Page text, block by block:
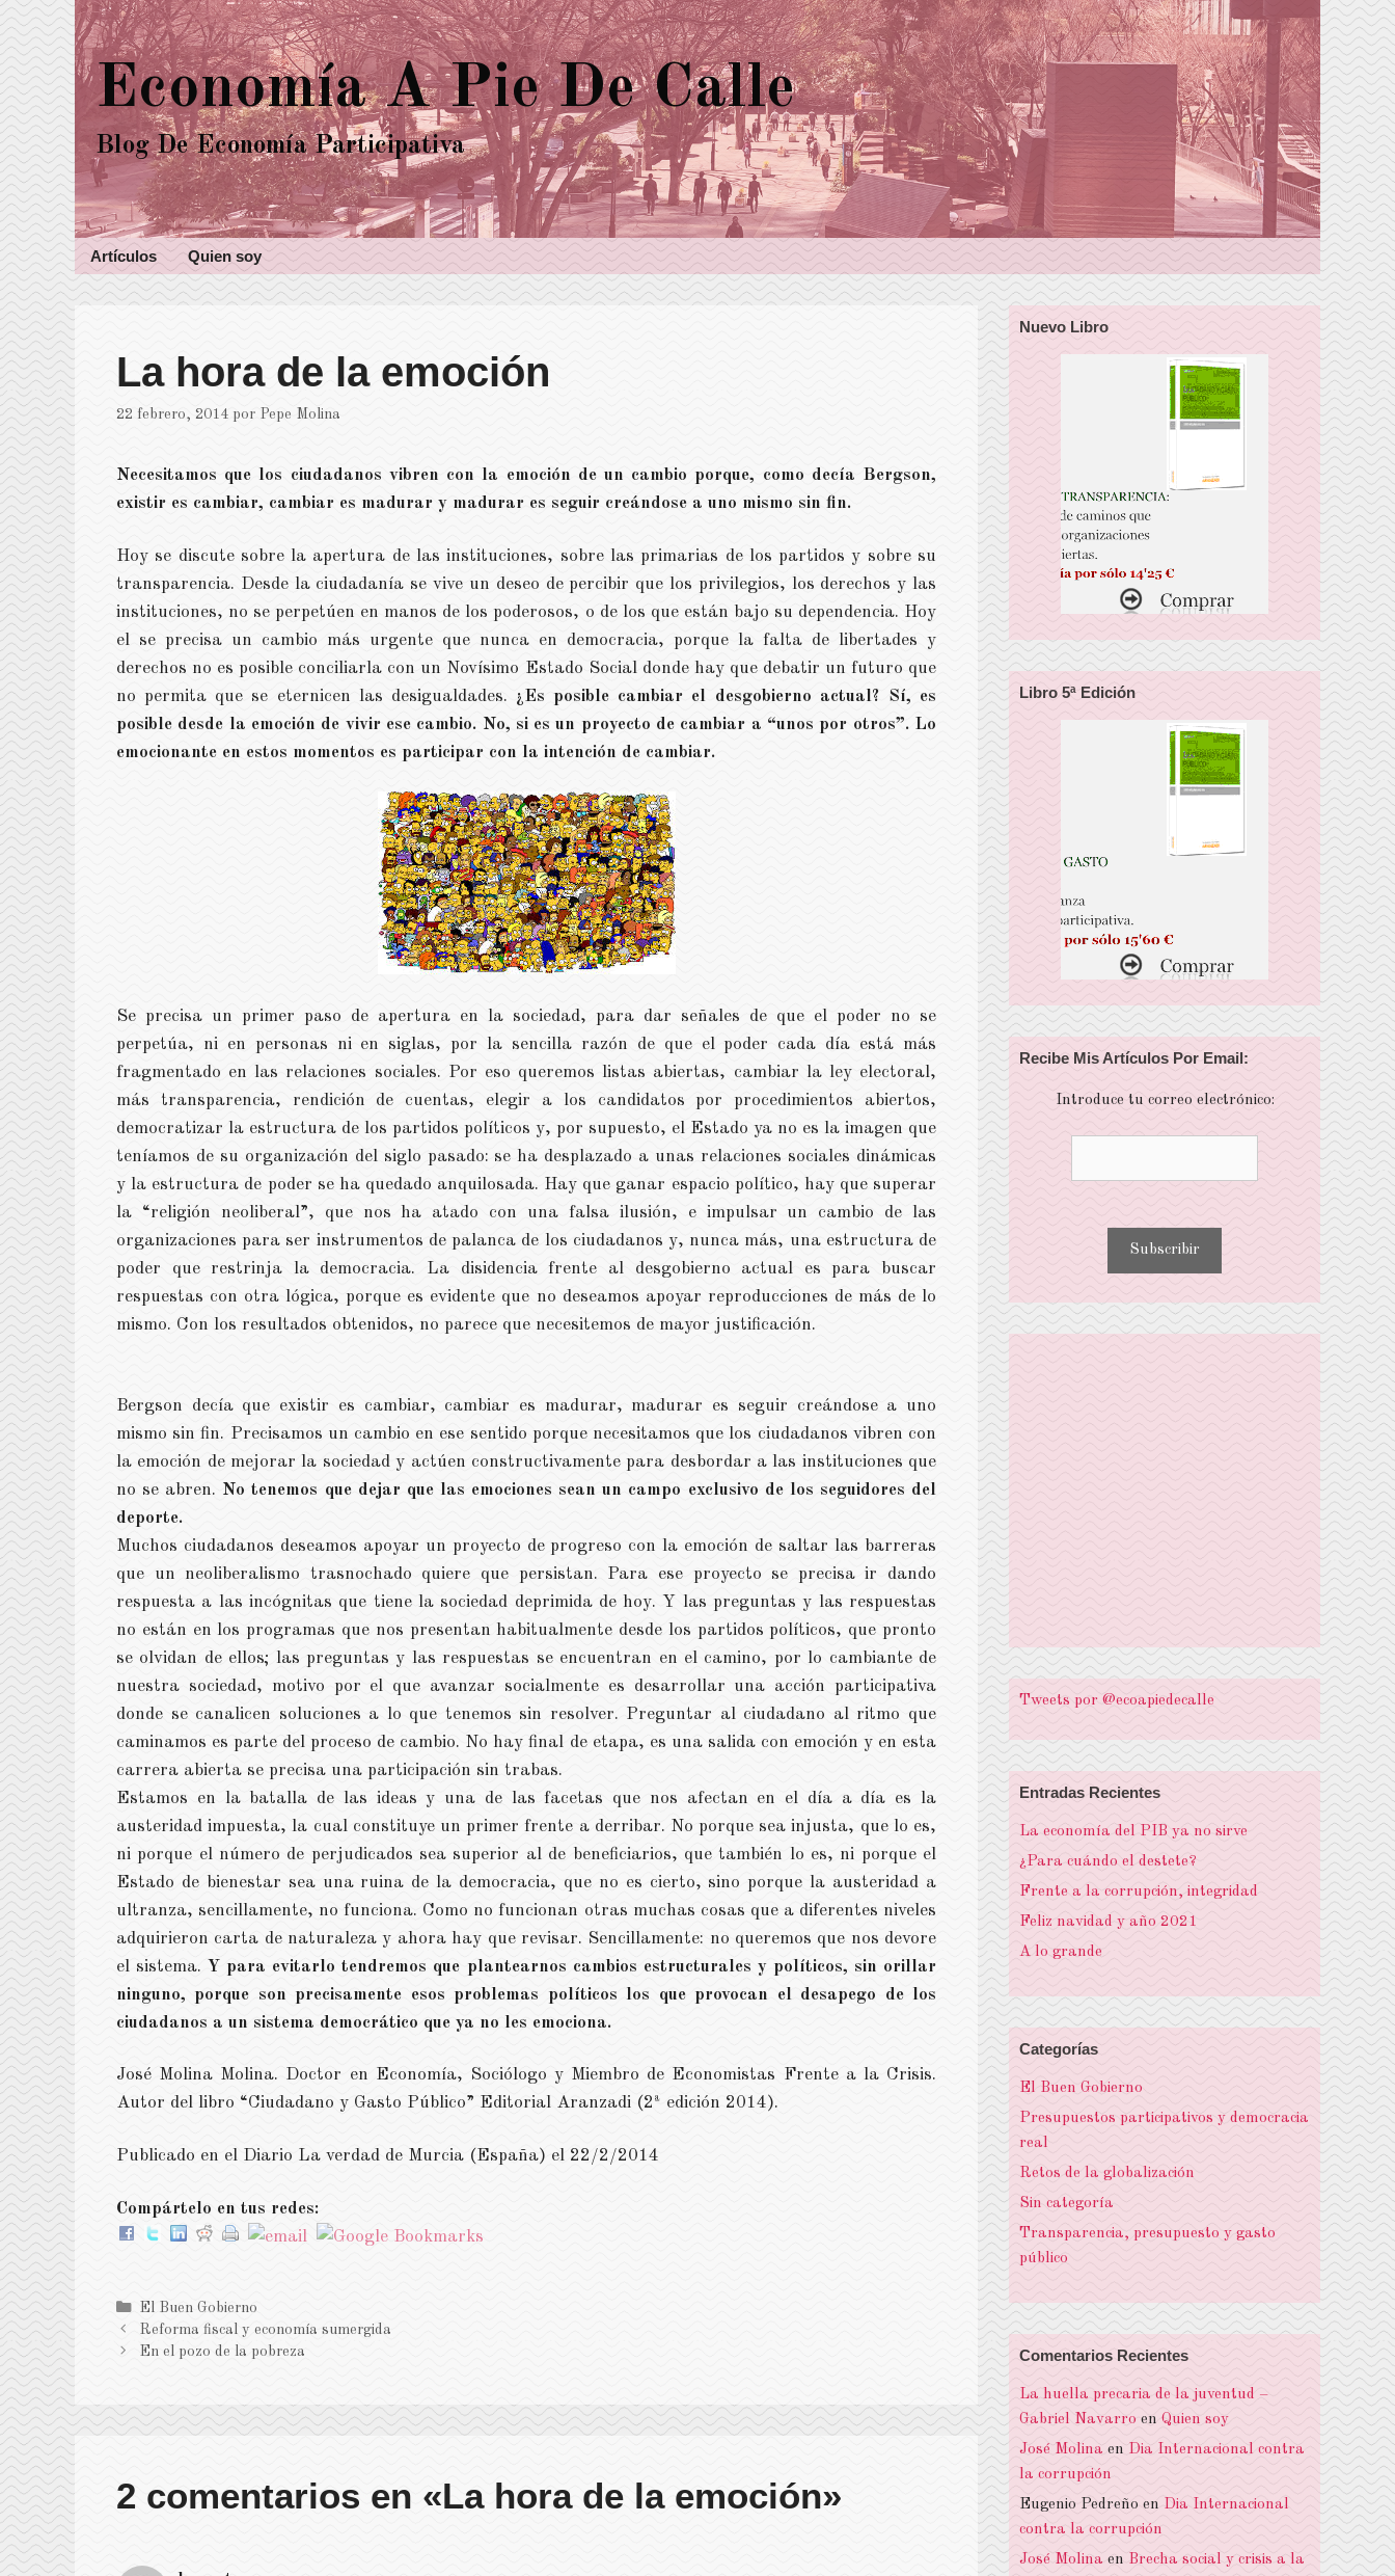
Saltar
contenido
Economía A Pie De Calle
Blog De Economía Participativa
Artículos Quien soy
La hora de la emoción
22 febrero, 2014 por Pepe Molina
Necesitamos que los ciudadanos vibren con la emoción de un cambio porque, como decía Bergson,
existir es cambiar, cambiar es madurar y madurar es seguir creándose a uno mismo sin fin.
Hoy se discute sobre la apertura de las instituciones, sobre las primarias de los partidos y sobre su
transparencia. Desde la ciudadanía se vive un deseo de percibir que los privilegios, los derechos y las
instituciones, no se perpetúen en manos de los poderosos, o de los que están bajo su dependencia. Hoy
el se precisa un cambio más urgente que nunca en democracia, porque la falta de libertades y
derechos no es posible conciliarla con un Novísimo Estado Social donde hay que debatir un futuro que
no permita que se eternicen las desigualdades.
¿Es posible cambiar el desgobierno actual? Sí, es
posible desde la emoción de vivir ese cambio. No, si es un proyecto de cambiar a “unos por otros”. Lo
emocionante en estos momentos es participar con la intención de cambiar.
Se precisa un primer paso de apertura en la sociedad, para dar señales de que el poder no se
perpetúa, ni en personas ni en siglas, por la sencilla razón de que el poder cada día está más
fragmentado en las relaciones sociales. Por eso queremos listas abiertas, cambiar la ley electoral,
más transparencia, rendición de cuentas, elegir a los candidatos por procedimientos abiertos,
democratizar la estructura de los partidos políticos y, por supuesto, el Estado ya no es la imagen que
teníamos de su organización del siglo pasado: se ha desplazado a unas relaciones sociales dinámicas
y la estructura de poder se ha quedado anquilosada. Hay que ganar espacio político, hay que superar
la “religión neoliberal”, que nos ha atado con una falsa ilusión, e impulsar un cambio de las
organizaciones para ser instrumentos de palanca de los ciudadanos y, nunca más, una estructura de
poder que restrinja la democracia. La disidencia frente al desgobierno actual es para buscar
respuestas con otra lógica, porque es evidente que no deseamos apoyar reproducciones de más de lo
mismo. Con los resultados obtenidos, no parece que necesitemos de mayor justificación.
Bergson decía que existir es cambiar, cambiar es madurar, madurar es seguir creándose a uno
mismo sin fin. Precisamos un cambio en ese sentido porque necesitamos que los ciudadanos vibren con
la emoción de mejorar la sociedad y actúen constructivamente para desbordar a las instituciones que
no se abren. No tenemos que dejar que las emociones sean un campo exclusivo de los seguidores del
deporte.
Muchos ciudadanos deseamos apoyar un proyecto de progreso con la emoción de saltar las barreras
que un neoliberalismo trasnochado quiere que persistan. Para ese proyecto se precisa ir dando
respuesta a las incógnitas que tiene la sociedad deprimida de hoy. Y las preguntas y las respuestas
no están en los programas que nos presentan habitualmente desde los partidos políticos, que pronto
se olvidan de ellos; las preguntas y las respuestas se encuentran en el camino, por lo cambiante de
nuestra sociedad, motivo por el que avanzar socialmente es desarrollar una acción participativa
donde se canalicen soluciones a lo que tenemos sin resolver. Preguntar al ciudadano al ritmo que
caminamos es parte del proceso de cambio. No hay final de etapa, es una salida con emoción y en esta
carrera abierta se precisa una participación sin trabas.
Estamos en la batalla de las ideas y una de las facetas que nos afectan en el día a día es la
austeridad impuesta, la cual constituye un primer frente a derribar. No porque sea injusta, que lo es,
ni porque el número de perjudicados sea superior al de beneficiarios, que también lo es, ni porque el
Estado de bienestar sea una ruina de la democracia, que no es cierto, sino porque la austeridad a
ultranza, sencillamente, no funciona. Como no funcionan otras muchas cosas que a diferentes niveles
adquirieron carta de naturaleza y ahora hay que revisar. Sencillamente: no queremos que nos devore
el sistema. Y para evitarlo tendremos que plantearnos cambios estructurales y políticos, sin orillar
ninguno, porque son precisamente esos problemas políticos los que provocan el desapego de los
ciudadanos a un sistema democrático que ya no les emociona.
José Molina Molina. Doctor en Economía, Sociólogo y Miembro de Economistas Frente a la Crisis.
Autor del libro “Ciudadano y Gasto Público” Editorial Aranzadi (2ª edición 2014).
Publicado en el Diario La verdad de Murcia (España) el 22/2/2014
Compártelo en tus redes:
Categorías
El Buen Gobierno
Reforma fiscal y economía sumergida
En el pozo de la pobreza
2 comentarios en «La hora de la emoción»
Nuevo Libro
Libro 5ª Edición
Recibe Mis Artículos Por Email:
Introduce tu correo electrónico:
Tweets por @ecoapiedecalle
Entradas Recientes
La economía del PIB ya no sirve
¿Para cuándo el destete?
Frente a la corrupción, integridad
Feliz navidad y año 2021
A lo grande
Categorías
El Buen Gobierno
Presupuestos participativos y democracia
real
Retos de la globalización
Sin categoría
Transparencia, presupuesto y gasto
público
Comentarios Recientes
La huella precaria de la juventud –
Gabriel Navarro en Quien soy
José Molina en Dia Internacional contra
la corrupción
Eugenio Pedreño en Dia Internacional
contra la corrupción
José Molina en Brecha social y crisis a la